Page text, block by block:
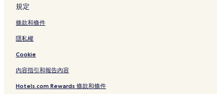
冬山的提供免費早餐的飯店
冬山的設有停車場的飯店
冬山的商務飯店
規定
條款和條件
隱私權
Cookie
內容指引和報告內容
Hotels.com Rewards 條款和條件